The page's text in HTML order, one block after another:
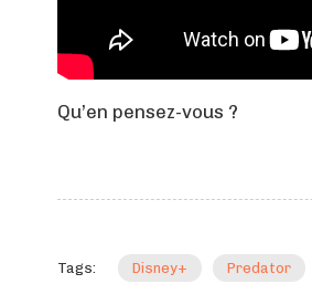
Qu’en pensez-vous ?
Tags: Disney+ Predator